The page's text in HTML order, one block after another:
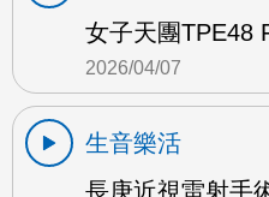
女子天團TPE48
2026/04/07
生音樂活
長庚近視雷射手